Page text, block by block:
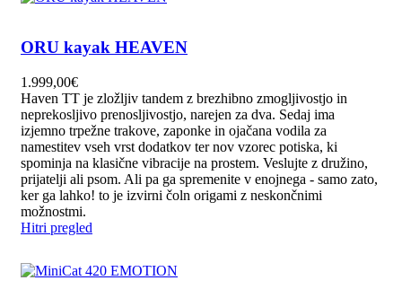
ORU kayak HEAVEN
1.999,00€
Haven TT je zložljiv tandem z brezhibno zmogljivostjo in
neprekosljivo prenosljivostjo, narejen za dva. Sedaj ima
izjemno trpežne trakove, zaponke in ojačana vodila za
namestitev vseh vrst dodatkov ter nov vzorec potiska, ki
spominja na klasične vibracije na prostem. Veslujte z družino,
prijatelji ali psom. Ali pa ga spremenite v enojnega - samo zato,
ker ga lahko! to je izvirni čoln origami z neskončnimi
možnostmi.
Hitri pregled